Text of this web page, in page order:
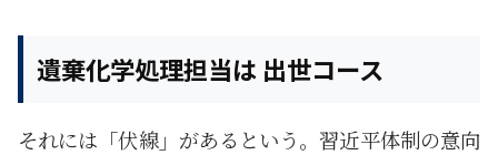
遺棄化学処理担当は 出世コース
それには「伏線」があるという。習近平体制の意向